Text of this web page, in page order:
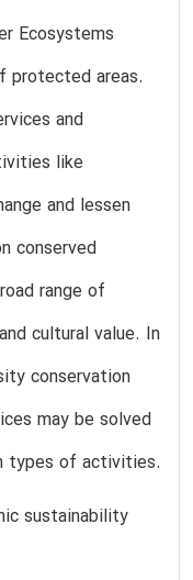
Ecosystems
protected areas.
and
like
and lessen
conserved
range of
cultural value. In
conservation
may be solved
types of activities.
sustainability